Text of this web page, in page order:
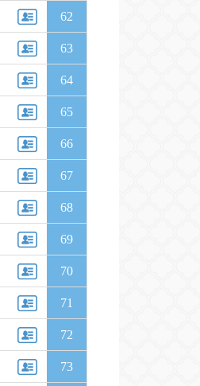
62
63
64
65
66
67
68
69
70
71
72
73